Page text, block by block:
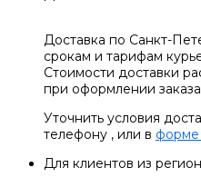
Доставка по Санкт-
срокам и тарифам
Стоимости доставки
при оформлении
Уточнить условия
телефону , или в форме
Для клиентов из